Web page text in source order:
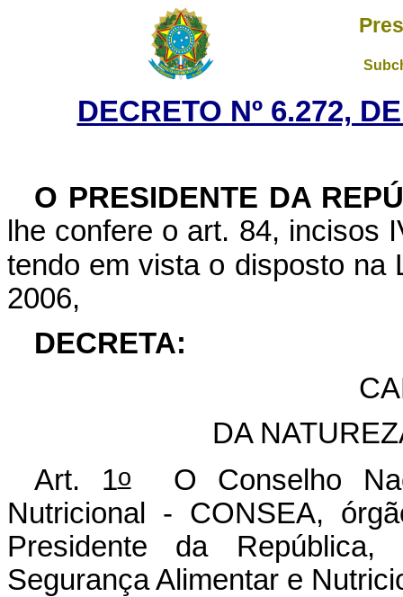
DECRETO Nº 6.272,
O PRESIDENTE DA
lhe confere o art. 84, incisos
tendo em vista o disposto na
2006,
DECRETA:
DA
Art. 1oO Conselho
Nutricional - CONSEA,
Presidente da
Segurança Alimentar e